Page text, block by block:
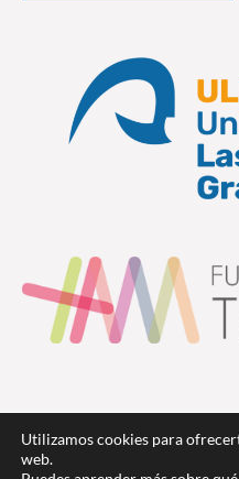
Utilizamos cookies para
web.